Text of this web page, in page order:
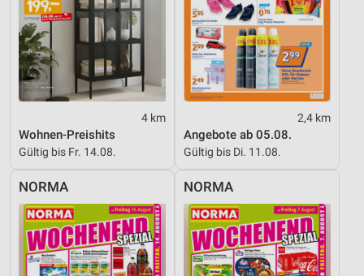
4 km
Wohnen-Preishits
Gültig bis Fr. 14.08.
2,4 km
Angebote ab 05.08.
Gültig bis Di. 11.08.
NORMA NORMA
Funktional
Werbung